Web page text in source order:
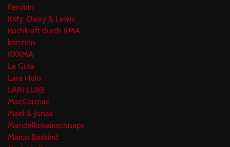
Kerobin
Kitty, Daisy & Lewis
Kochkraft durch KMA
konzinn
KXXMA
La Guta
Lara Hulo
LARI LUKE
MacCormac
Maël & Jonas
Mandelkokainschnaps
Marco Baskind